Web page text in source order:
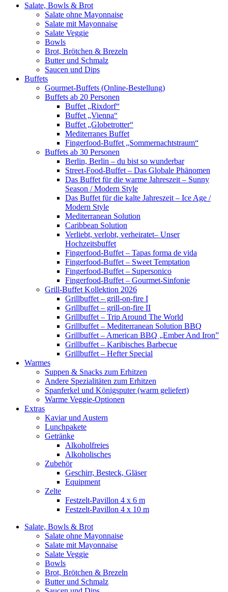
Salate, Bowls & Brot
Salate ohne Mayonnaise
Salate mit Mayonnaise
Salate Veggie
Bowls
Brot, Brötchen & Brezeln
Butter und Schmalz
Saucen und Dips
Buffets
Gourmet-Buffets (Online-Bestellung)
Buffets ab 20 Personen
Buffet „Rixdorf“
Buffet „Vienna“
Buffet „Globetrotter“
Mediterranes Buffet
Fingerfood-Buffet „Sommernachtstraum“
Buffets ab 30 Personen
Berlin, Berlin – du bist so wunderbar
Street-Food-Buffet – Das Globale Phänomen
Das Buffet für die warme Jahreszeit – Sunny
Season / Modern Style
Das Buffet für die kalte Jahreszeit – Ice Age /
Modern Style
Mediterranean Solution
Caribbean Solution
Verliebt, verlobt, verheiratet– Unser
Hochzeitsbuffet
Fingerfood-Buffet – Tapas forma de vida
Fingerfood-Buffet – Sweet Temptation
Fingerfood-Buffet – Supersonico
Fingerfood-Buffet – Gourmet-Sinfonie
Grill-Buffet Kollektion 2026
Grillbuffet – grill-on-fire I
Grillbuffet – grill-on-fire II
Grillbuffet – Trip Around The World
Grillbuffet – Mediterranean Solution BBQ
Grillbuffet – American BBQ „Ember And Iron”
Grillbuffet – Karibisches Barbecue
Grillbuffet – Hefter Special
Warmes
Suppen & Snacks zum Erhitzen
Andere Spezialitäten zum Erhitzen
Spanferkel und Königsputer (warm geliefert)
Warme Veggie-Optionen
Extras
Kaviar und Austern
Lunchpakete
Getränke
Alkoholfreies
Alkoholisches
Zubehör
Geschirr, Besteck, Gläser
Equipment
Zelte
Festzelt-Pavillon 4 x 6 m
Festzelt-Pavillon 4 x 10 m
Salate, Bowls & Brot
Salate ohne Mayonnaise
Salate mit Mayonnaise
Salate Veggie
Bowls
Brot, Brötchen & Brezeln
Butter und Schmalz